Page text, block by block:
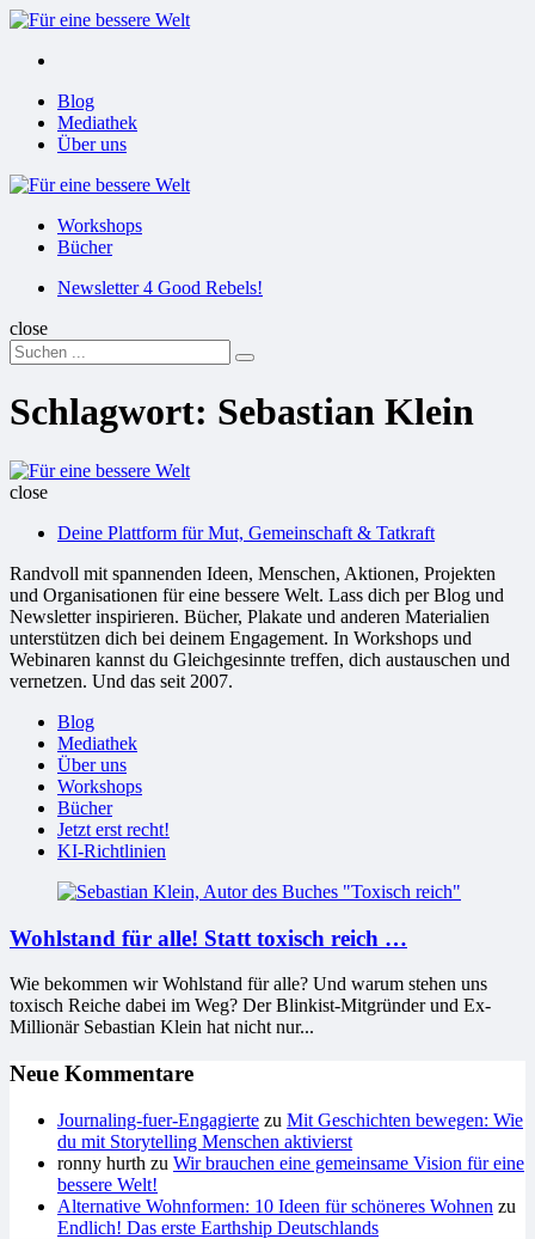
Menu
Menu
Blog
Mediathek
Über uns
Für
Workshops
Bücher
SuchenNewsletter 4 Good Rebels!
close
Search
for:
Suchen
Schlagwort: Sebastian Klein
Für
Welt
close
Deine Plattform für Mut, Gemeinschaft & Tatkraft
Randvoll mit spannenden Ideen, Menschen, Aktionen, Projekten
und Organisationen für eine bessere Welt. Lass dich per Blog und
Newsletter inspirieren. Bücher, Plakate und anderen Materialien
unterstützen dich bei deinem Engagement. In Workshops und
Webinaren kannst du Gleichgesinnte treffen, dich austauschen und
vernetzen. Und das seit 2007.
Blog
Mediathek
Über uns
Workshops
Bücher
Jetzt erst recht!
KI-Richtlinien
Wohlstand für alle! Statt toxisch reich …
Wie bekommen wir Wohlstand für alle? Und warum stehen uns
toxisch Reiche dabei im Weg? Der Blinkist-Mitgründer und Ex-
Millionär Sebastian Klein hat nicht nur...
Neue Kommentare
Journaling-fuer-Engagierte zu Mit Geschichten bewegen: Wie
du mit Storytelling Menschen aktivierst
ronny hurth zu Wir brauchen eine gemeinsame Vision für eine
bessere Welt!
Alternative Wohnformen: 10 Ideen für schöneres Wohnen zu
Endlich! Das erste Earthship Deutschlands